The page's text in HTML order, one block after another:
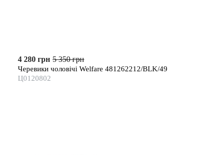
4 280 грн 5 350 грн
Черевики чоловічі Welfare 481262212/BLK/49
Ц0120802